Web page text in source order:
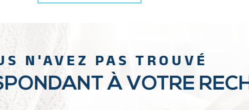
N'AVEZ PAS TROUVÉ
À VOTRE